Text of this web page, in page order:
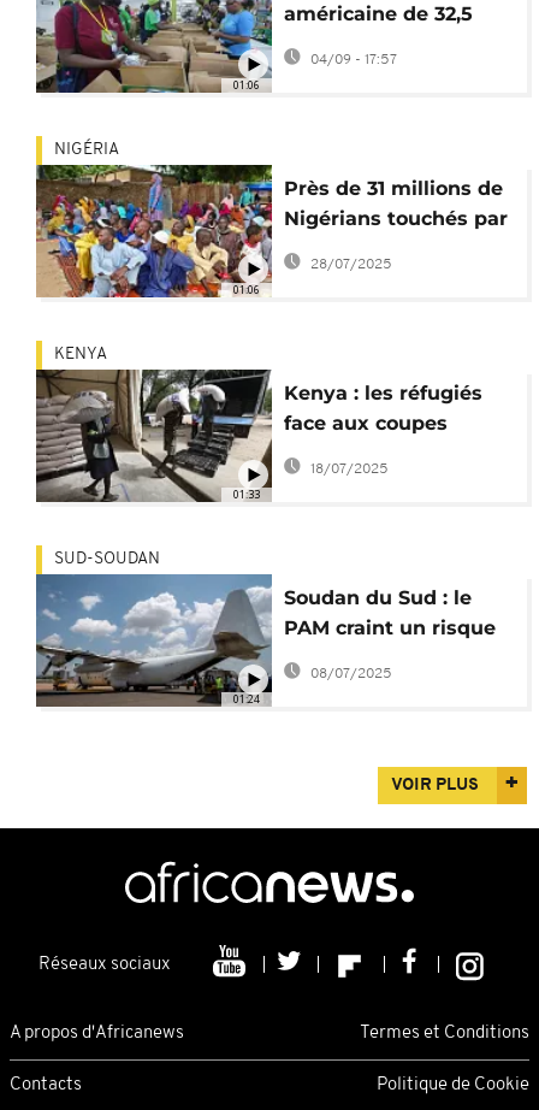
01:06
américaine de 32,5
millions de dollars
pour lutter contre la
04/09 - 17:57
01:06
NIGÉRIA
Près de 31 millions de
Nigérians touchés par
l'insécurité
alimentaire
28/07/2025
01:33
KENYA
Kenya : les réfugiés
face aux coupes
budgétaires de
l'USAID
18/07/2025
01:24
SUD-SOUDAN
Soudan du Sud : le
PAM craint un risque
réel de famine dans le
08/07/2025
VOIR PLUS
Réseaux sociaux
A propos d'Africanews Termes et Conditions
Contacts Politique de Cookie